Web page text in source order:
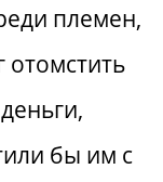
племен,
бы им с